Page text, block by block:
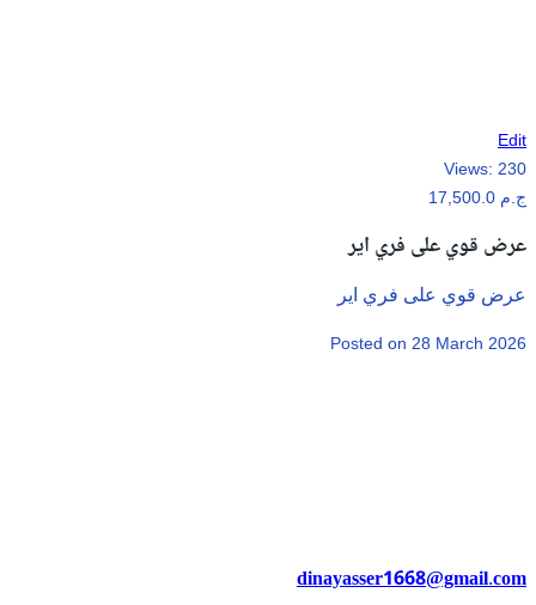
Edit
Views: 230
17,500.0 ج.م
عرض قوي على فري اير
عرض قوي على فري اير
Posted on 28 March 2026
dinayasser1668@gmail.com